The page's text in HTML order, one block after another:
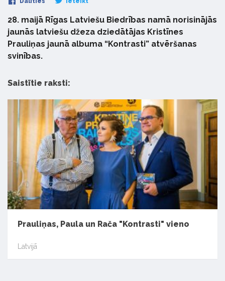
28. maijā Rīgas Latviešu Biedrības namā norisinājās
jaunās latviešu džeza dziedātājas Kristīnes
Prauliņas jaunā albuma “Kontrasti” atvēršanas
svinības.
Saistītie raksti:
Prauliņas, Paula un Rača "Kontrasti" vieno
Latvijā